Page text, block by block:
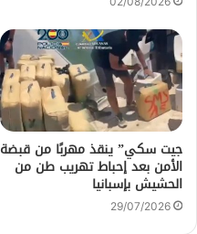
جيت سكي” ينقذ مهربًا من قبضة
الأمن بعد إحباط تهريب طن من
الحشيش بإسبانيا
29/07/2026